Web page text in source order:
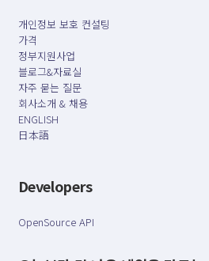
개인정보 보호 컨설팅
가격
정부지원사업
블로그&자료실
자주 묻는 질문
회사소개 & 채용
ENGLISH
日本語
Developers
OpenSource API